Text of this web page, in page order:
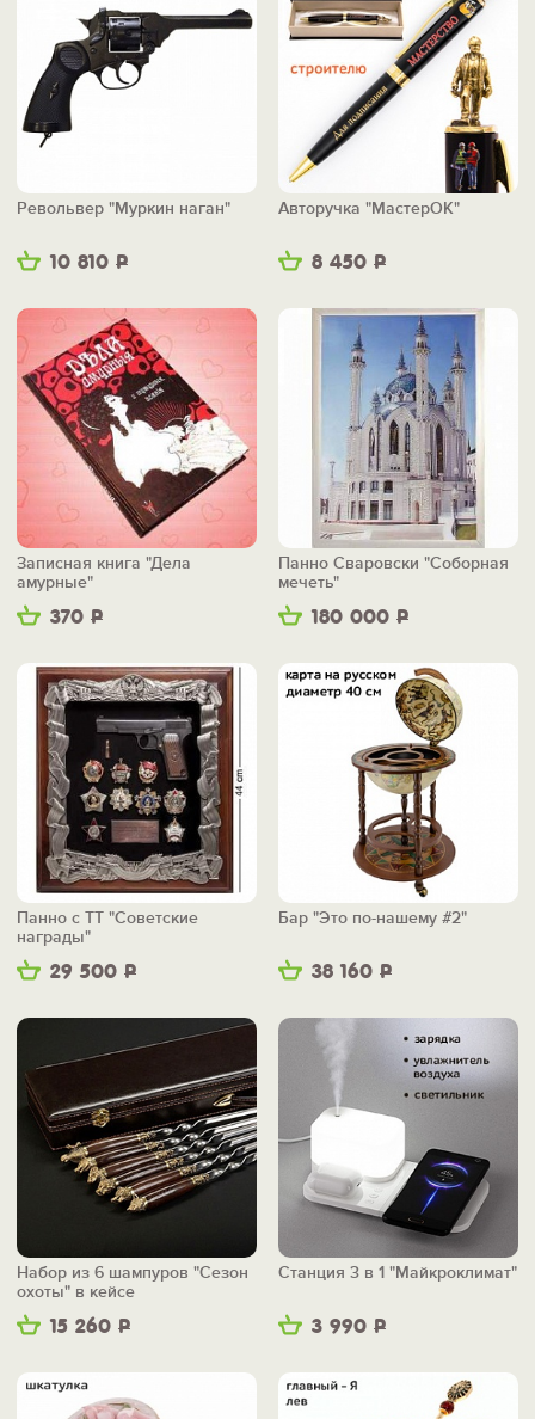
10 810 Р
Револьвер "Муркин наган"
8 450 Р
Авторучка "МастерОК"
370 Р
Записная книга "Дела
амурные"
180 000 Р
Панно Сваровски "Соборная
мечеть"
29 500 Р
Панно с ТТ "Советские
награды"
38 160 Р
Бар "Это по-нашему #2"
15 260 Р
Набор из 6 шампуров "Сезон
охоты" в кейсе
3 990 Р
Станция 3 в 1 "Майкроклимат"